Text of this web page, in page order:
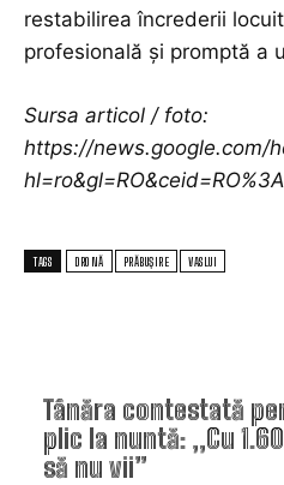
Tânăra contestată
plic la nuntă: „Cu
să nu vii”
restabilirea încrederii
profesională și promptă a
Sursa articol / foto:
https://news.google.com/
TAGS DRONĂ PRĂBUȘIRE VASLUI